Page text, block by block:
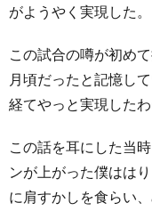
がようやく実現した。
この試合の噂が初め
月頃だったと記憶し
経てやっと実現したわ
この話を耳にした当
ンが上がった僕はは
に肩すかしを食らい